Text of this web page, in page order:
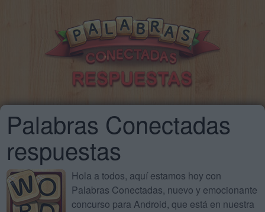
Palabras Conectadas
respuestas
Hola a todos, aquí estamos hoy con
Palabras Conectadas, nuevo y emocionante
concurso para Android, que está en nuestra